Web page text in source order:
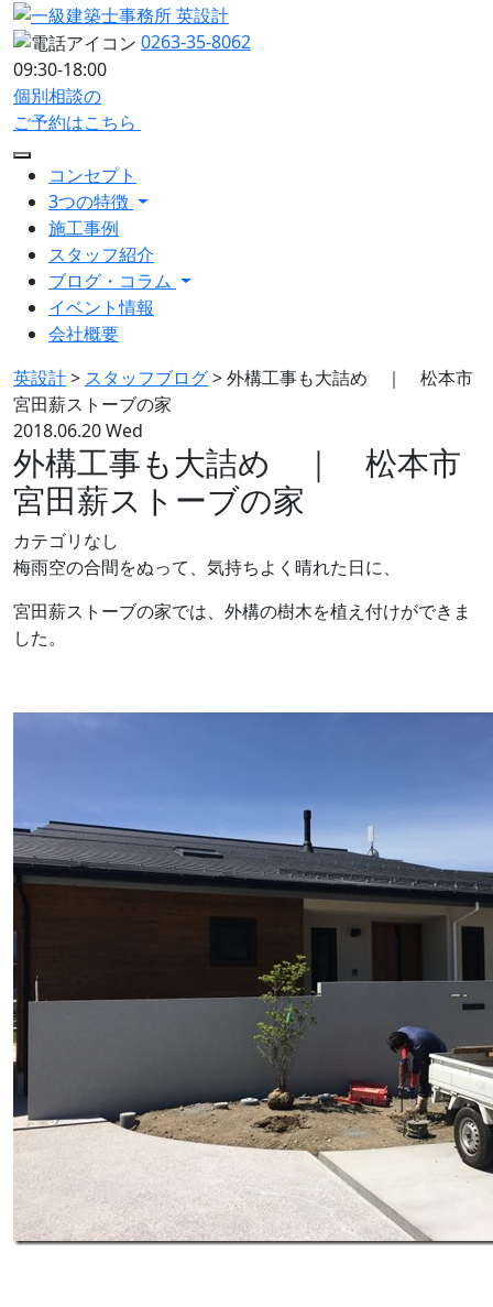
0263-35-8062
09:30-18:00
個別相談の
ご予約はこちら
コンセプト
3つの特徴
施工事例
スタッフ紹介
ブログ・コラム
イベント情報
会社概要
英設計> スタッフブログ>外構工事も大詰め ｜ 松本市
宮田薪ストーブの家
2018.06.20 Wed
外構工事も大詰め ｜ 松本市
宮田薪ストーブの家
カテゴリなし
梅雨空の合間をぬって、気持ちよく晴れた日に、
宮田薪ストーブの家では、外構の樹木を植え付けができま
した。